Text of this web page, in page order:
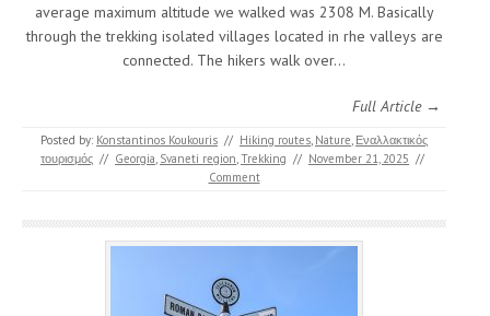
average maximum altitude we walked was 2308 M. Basically
through the trekking isolated villages located in rhe valleys are
connected. The hikers walk over…
Full Article →
Posted by: Konstantinos Koukouris // Hiking routes, Nature, Εναλλακτικός
τουρισμός // Georgia, Svaneti region,Trekking // November 21, 2025 //
Comment